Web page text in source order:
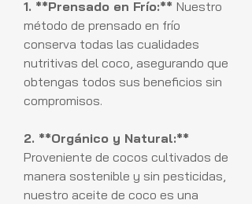
1. **Prensado en Frío:** Nuestro
método de prensado en frío
conserva todas las cualidades
nutritivas del coco, asegurando que
obtengas todos sus beneficios sin
compromisos.
2. **Orgánico y Natural:**
Proveniente de cocos cultivados de
manera sostenible y sin pesticidas,
nuestro aceite de coco es una